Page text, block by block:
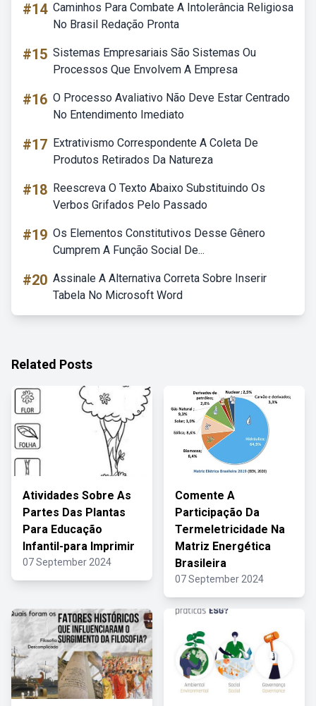
#14 Caminhos Para Combate A Intolerância Religiosa
No Brasil Redação Pronta
#15 Sistemas Empresariais São Sistemas Ou
Processos Que Envolvem A Empresa
#16 O Processo Avaliativo Não Deve Estar Centrado
No Entendimento Imediato
#17 Extrativismo Correspondente A Coleta De
Produtos Retirados Da Natureza
#18 Reescreva O Texto Abaixo Substituindo Os
Verbos Grifados Pelo Passado
#19 Os Elementos Constitutivos Desse Gênero
Cumprem A Função Social De...
#20 Assinale A Alternativa Correta Sobre Inserir
Tabela No Microsoft Word
Related Posts
Atividades Sobre As
Partes Das Plantas
Para Educação
Infantil-para Imprimir
07 September 2024
Comente A
Participação Da
Termeletricidade Na
Matriz Energética
Brasileira
07 September 2024